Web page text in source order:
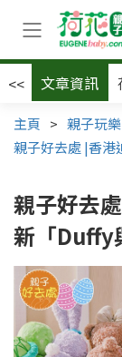
<< 文章資訊
主頁 > 親子玩樂
親子好去處 |香港
親子好去
新「Duffy